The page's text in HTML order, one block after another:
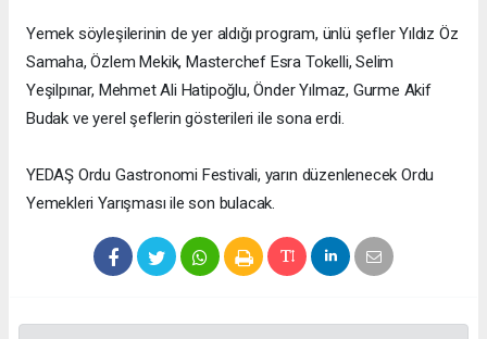
Yemek söyleşilerinin de yer aldığı program, ünlü şefler Yıldız Öz
Samaha, Özlem Mekik, Masterchef Esra Tokelli, Selim
Yeşilpınar, Mehmet Ali Hatipoğlu, Önder Yılmaz, Gurme Akif
Budak ve yerel şeflerin gösterileri ile sona erdi.
YEDAŞ Ordu Gastronomi Festivali, yarın düzenlenecek Ordu
Yemekleri Yarışması ile son bulacak.